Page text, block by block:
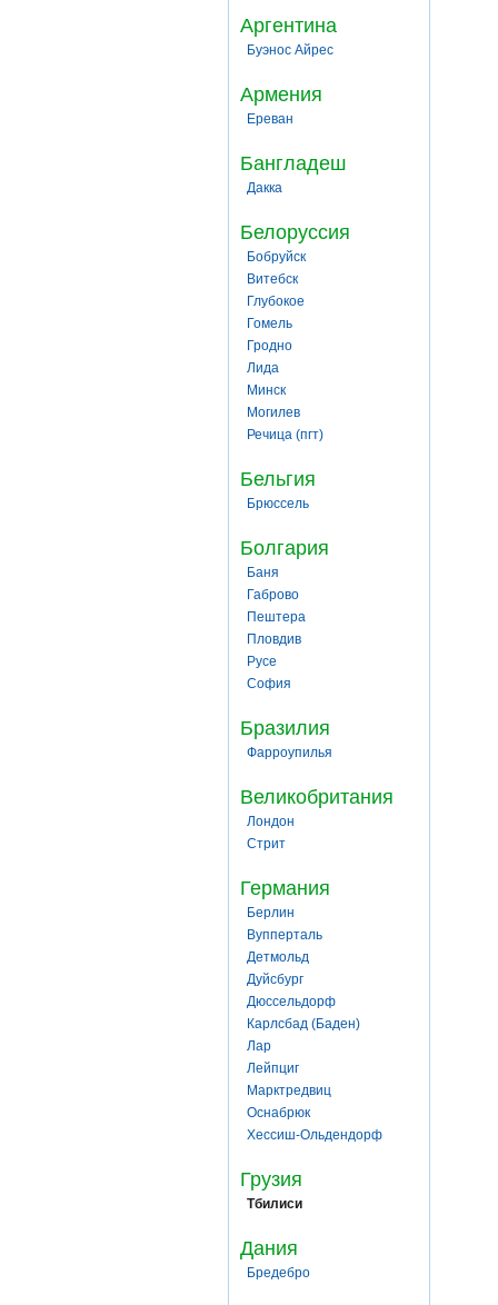
Аргентина
Буэнос Айрес
Армения
Ереван
Бангладеш
Дакка
Белоруссия
Бобруйск
Витебск
Глубокое
Гомель
Гродно
Лида
Минск
Могилев
Речица (пгт)
Бельгия
Брюссель
Болгария
Баня
Габрово
Пештера
Пловдив
Русе
София
Бразилия
Фарроупилья
Великобритания
Лондон
Стрит
Германия
Берлин
Вупперталь
Детмольд
Дуйсбург
Дюссельдорф
Карлсбад (Баден)
Лар
Лейпциг
Марктредвиц
Оснабрюк
Хессиш-Ольдендорф
Грузия
Тбилиси
Дания
Бредебро